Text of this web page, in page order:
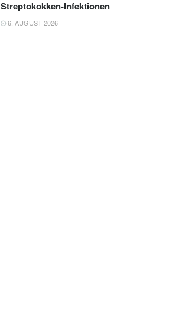
Streptokokken-Infektionen
6. AUGUST 2026